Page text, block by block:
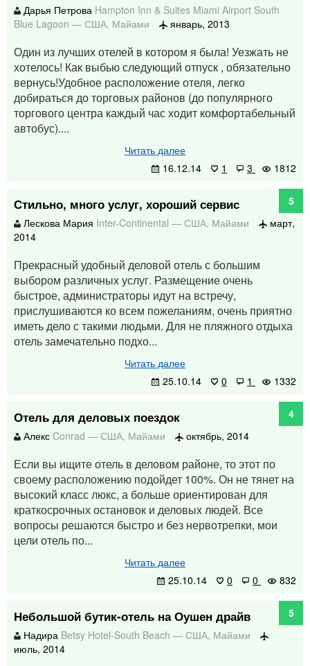
Дарья Петрова Hampton Inn & Suites Miami Airport South
Blue Lagoon — США, Майами январь, 2013
Один из лучших отелей в котором я была! Уезжать не
хотелось! Как выбью следующий отпуск , обязательно
вернусь!Удобное расположение отеля, легко
добираться до торговых районов (до популярного
торгового центра каждый час ходит комфортабельный
автобус)....
Читать далее
16.12.14
1 3 1812
Стильно, много услуг, хороший сервис
5
Лескова Мария Inter-Continental — США, Майами
март,
2014
Прекрасный удобный деловой отель с большим
выбором различных услуг. Размещение очень
быстрое, администраторы идут на встречу,
прислушиваются ко всем пожеланиям, очень приятно
иметь дело с такими людьми. Для не пляжного отдыха
отель замечательно подхо...
Читать далее
25.10.14
0 1 1332
Отель для деловых поездок
4
Алекс Conrad — США, Майами октябрь, 2014
Если вы ищите отель в деловом районе, то этот по
своему расположению подойдет 100%. Он не тянет на
высокий класс люкс, а больше ориентирован для
краткосрочных остановок и деловых людей. Все
вопросы решаются быстро и без нервотрепки, мои
цели отель по...
Читать далее
25.10.14
0 0 832
Небольшой бутик-отель на Оушен драйв
5
Надира Betsy Hotel-South Beach — США, Майами
июль, 2014